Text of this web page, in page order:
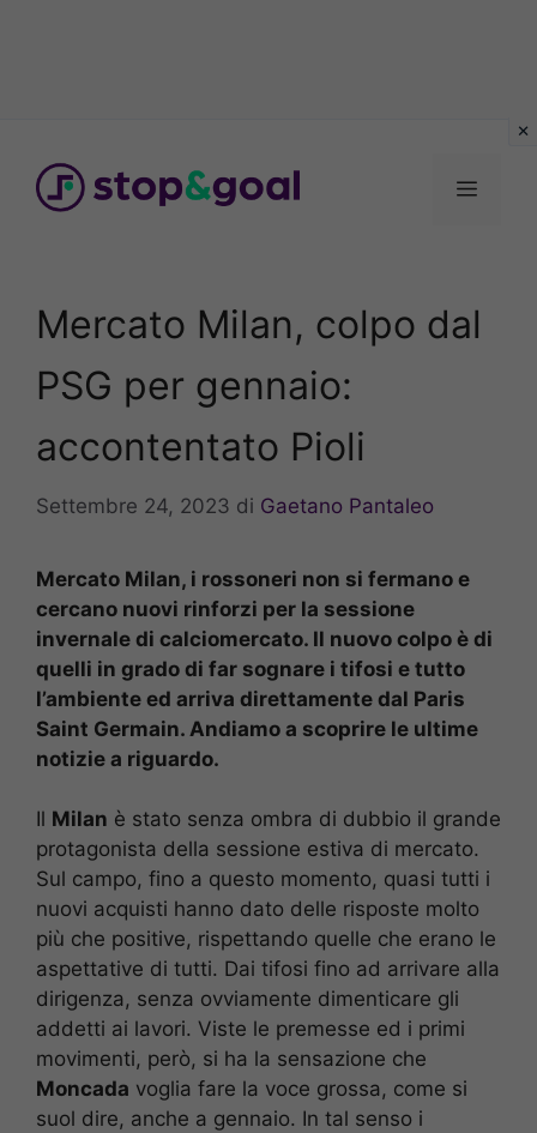
contenuto
Menu
Mercato Milan, colpo dal
PSG per gennaio:
accontentato Pioli
Settembre 24, 2023 di Gaetano Pantaleo
Mercato Milan, i rossoneri non si fermano e
cercano nuovi rinforzi per la sessione
invernale di calciomercato. Il nuovo colpo è di
quelli in grado di far sognare i tifosi e tutto
l’ambiente ed arriva direttamente dal Paris
Saint Germain. Andiamo a scoprire le ultime
notizie a riguardo.
Il Milan è stato senza ombra di dubbio il grande
protagonista della sessione estiva di mercato.
Sul campo, fino a questo momento, quasi tutti i
nuovi acquisti hanno dato delle risposte molto
più che positive, rispettando quelle che erano le
aspettative di tutti. Dai tifosi fino ad arrivare alla
dirigenza, senza ovviamente dimenticare gli
addetti ai lavori. Viste le premesse ed i primi
movimenti, però, si ha la sensazione che
Moncada voglia fare la voce grossa, come si
suol dire, anche a gennaio. In tal senso i